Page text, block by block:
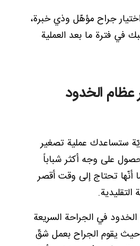
جراح مؤهّل وذي خبرة،
في فترة ما بعد العملية
الخدود
ستساعدك عملية تصغير
على وجه أكثر شباباً
أنّها تحتاج إلى وقت أقصر
في الجراحة السريعة
يقوم الجراح بعمل شقّ